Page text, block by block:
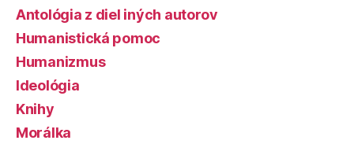
Antológia z diel iných autorov
Humanistická pomoc
Humanizmus
Ideológia
Knihy
Morálka